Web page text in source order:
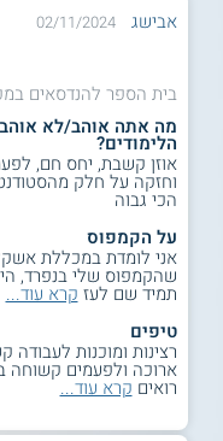
יתמחו
והמכשור
עיניים,
ועוד. חשוב
והלימודים
הרפואי
מומחים בתחום.
הנדסאי
ויזואלים
וקומפוזיציה.
את מירב
להם לראות
אבישג 02/11/2024
בית הספר להנדסאים
מה אתה אוהב/לא
הלימודים?
אוזן קשבת, יחס חם,
וחזקה על חלק
הכי גבוה
על הקמפוס
אני לומדת במכללת
שהקמפוס שלי בנפרד,
תמיד שם לעז קרא עוד...
טיפים
רצינות ומוכנות
ארוכה ולפעמים קשוחה
רואים קרא עוד...